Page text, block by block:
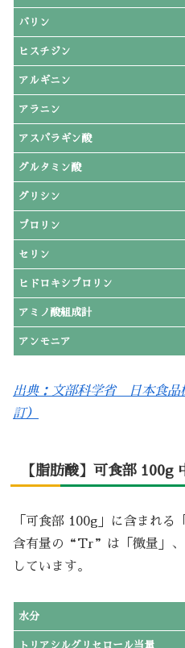
バリン
ヒスチジン
アルギニン
アラニン
アスパラギン酸
グルタミン酸
グリシン
プロリン
セリン
ヒドロキシプロリン
アミノ酸組成計
アンモニア
出典：文部科学省 日本食品
訂）
【脂肪酸】可食部 100g
「可食部 100g」に含まれる
含有量の“Tr”は「微量」
しています。
水分
トリアシルグリセロール当量